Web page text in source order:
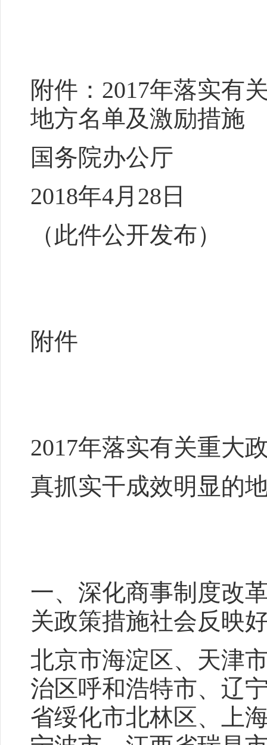
附件：2017年落实有
地方名单及激励措施
国务院办公厅
2018年4月28日
（此件公开发布）
附件
2017年落实有关重大
真抓实干成效明显的
一、深化商事制度改
关政策措施社会反映
北京市海淀区、天津
治区呼和浩特市、辽
省绥化市北林区、上